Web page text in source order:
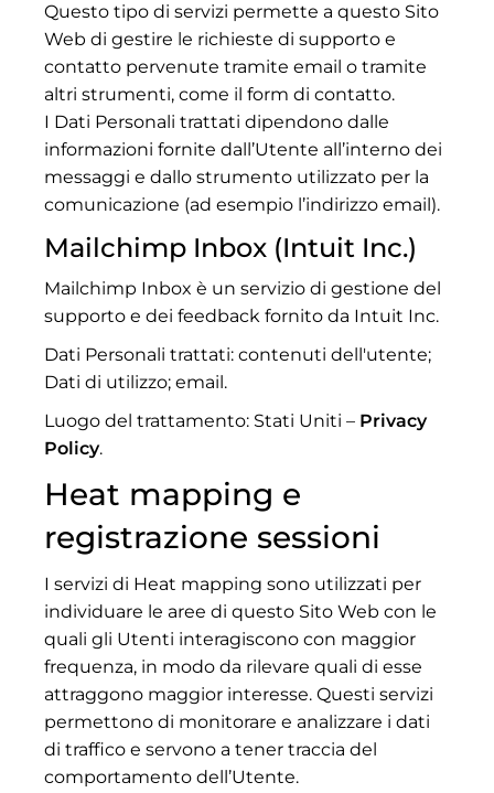
Questo tipo di servizi permette a questo Sito
Web di gestire le richieste di supporto e
contatto pervenute tramite email o tramite
altri strumenti, come il form di contatto.
I Dati Personali trattati dipendono dalle
informazioni fornite dall’Utente all’interno dei
messaggi e dallo strumento utilizzato per la
comunicazione (ad esempio l’indirizzo email).
Mailchimp Inbox (Intuit Inc.)
Mailchimp Inbox è un servizio di gestione del
supporto e dei feedback fornito da Intuit Inc.
Dati Personali trattati: contenuti dell'utente;
Dati di utilizzo; email.
Luogo del trattamento: Stati Uniti – Privacy
Policy.
Heat mapping e
registrazione sessioni
I servizi di Heat mapping sono utilizzati per
individuare le aree di questo Sito Web con le
quali gli Utenti interagiscono con maggior
frequenza, in modo da rilevare quali di esse
attraggono maggior interesse. Questi servizi
permettono di monitorare e analizzare i dati
di traffico e servono a tener traccia del
comportamento dell’Utente.